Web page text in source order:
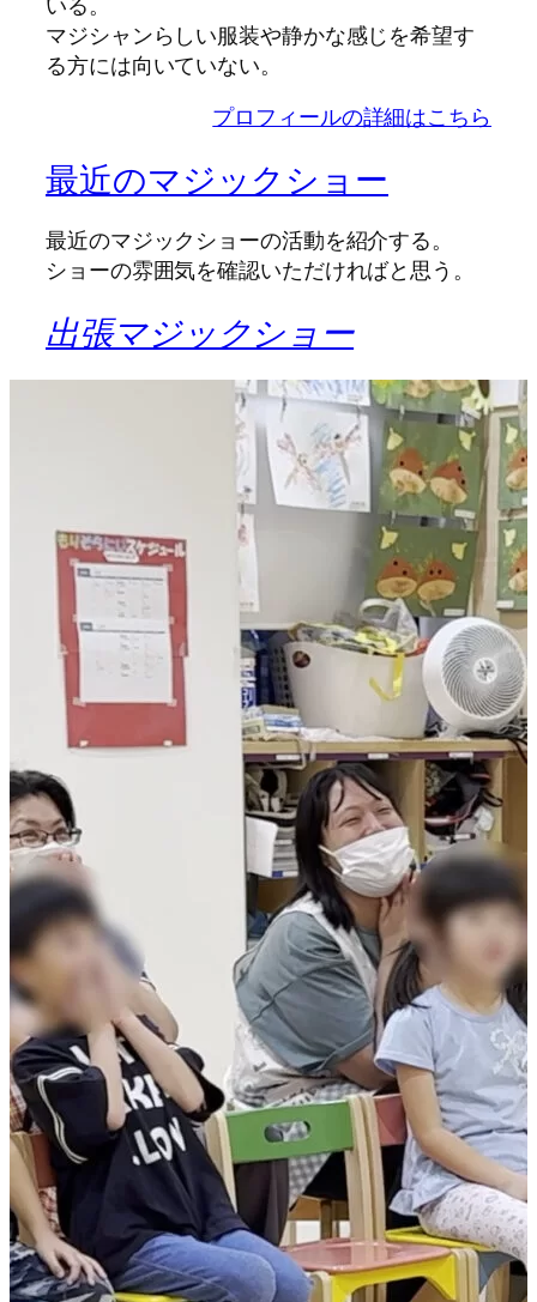
マジシャンらしい服装や静かな感じを希望す
る方には向いていない。
プロフィールの詳細はこちら
最近のマジックショー
最近のマジックショーの活動を紹介する。
ショーの雰囲気を確認いただければと思う。
出張マジックショー